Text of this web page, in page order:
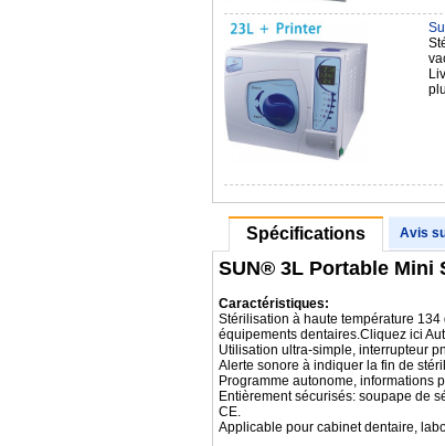
Spécifications Avis
SUN® 3L Portable Mini
Caractéristiques:
Stérilisation à haute température
équipements dentaires.Cliquez ici
Utilisation ultra-simple, interrupteur
Alerte sonore à indiquer la fin de
Programme autonome, informations
Entièrement sécurisés: soupape de
CE.
Applicable pour cabinet dentaire,